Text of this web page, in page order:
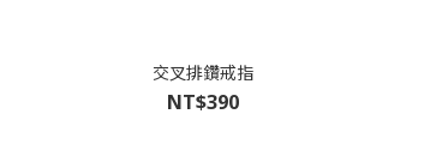
交叉排鑽戒指
NT$390